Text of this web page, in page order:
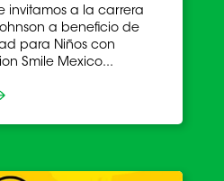
invitamos a la carrera
a beneficio de
para Niños con
Smile Mexico...